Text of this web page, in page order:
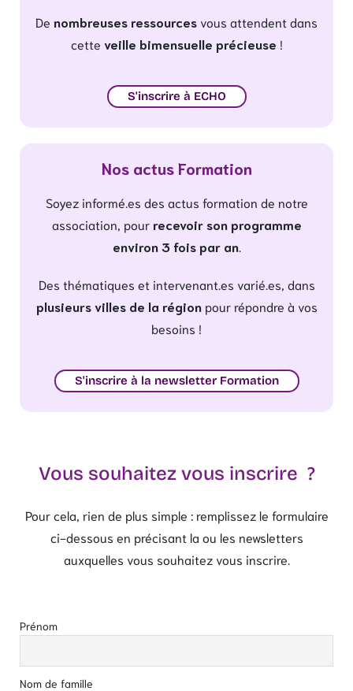
De nombreuses ressources vous attendent dans
cette veille bimensuelle précieuse !
S'inscrire à ECHO
Nos actus Formation
Soyez informé.es des actus formation de notre
association, pourrecevoir son programme
environ 3 fois par an.
Des thématiques et intervenant.es varié.es, dans
plusieurs villes de la régionpour répondre à vos
besoins !
S'inscrire à la newsletter Formation
Vous souhaitez vous inscrire ?
Pour cela, rien de plus simple : remplissez le formulaire
ci-dessous en précisant la ou les newsletters
auxquelles vous souhaitez vous inscrire.
Prénom
Nom de famille